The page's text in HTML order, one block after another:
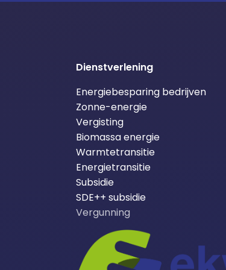
Dienstverlening
Energiebesparing bedrijven
Zonne-energie
Vergisting
Biomassa energie
Warmtetransitie
Energietransitie
Subsidie
SDE++ subsidie
Vergunning